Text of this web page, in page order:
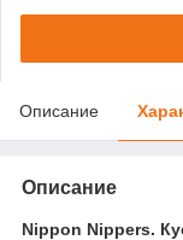
Описание
Описание
Nippon Nippers.